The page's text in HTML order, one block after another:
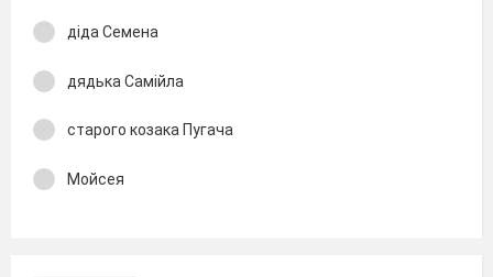
діда Семена
дядька Самійла
старого козака Пугача
Мойсея